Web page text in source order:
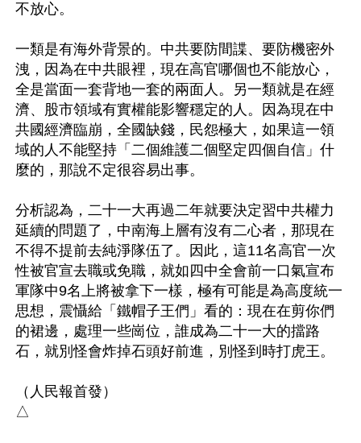
不放心。
一類是有海外背景的。中共要防間諜、要防機密外
洩，因為在中共眼裡，現在高官哪個也不能放心，
全是當面一套背地一套的兩面人。另一類就是在經
濟、股市領域有實權能影響穩定的人。因為現在中
共國經濟臨崩，全國缺錢，民怨極大，如果這一領
域的人不能堅持「二個維護二個堅定四個自信」什
麼的，那說不定很容易出事。
分析認為，二十一大再過二年就要決定習中共權力
延續的問題了，中南海上層有沒有二心者，那現在
不得不提前去純淨隊伍了。因此，這11名高官一次
性被官宣去職或免職，就如四中全會前一口氣宣布
軍隊中9名上將被拿下一樣，極有可能是為高度統一
思想，震懾給「鐵帽子王們」看的：現在在剪你們
的裙邊，處理一些崗位，誰成為二十一大的擋路
石，就別怪會炸掉石頭好前進，別怪到時打虎王。
（人民報首發）